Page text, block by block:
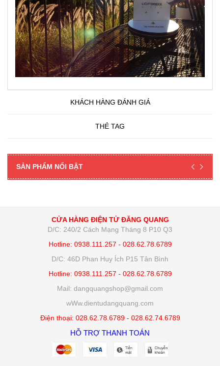
KHÁCH HÀNG ĐÁNH GIÁ
THẺ TAG
SẢN PHẨM NỔI BẬT
CỬA HÀNG ĐIỆN TỬ ĐĂNG QUANG
D/C: 240/2 Cách Mạng Tháng 8 P10 Q3
Hotline: 0938.111.257 - 028.62.78.6789
D/C: 46D Phan Huy Ích P15 Tân Bình
Hotline: 0938.111.257 - 028.62.78.6789
Mail: dangquangshop@gmail.com
wWw.dientudangquang.com
Điện thoại: 028.62.78.6789 - 028.62.74.6789
HỖ TRỢ THANH TOÁN